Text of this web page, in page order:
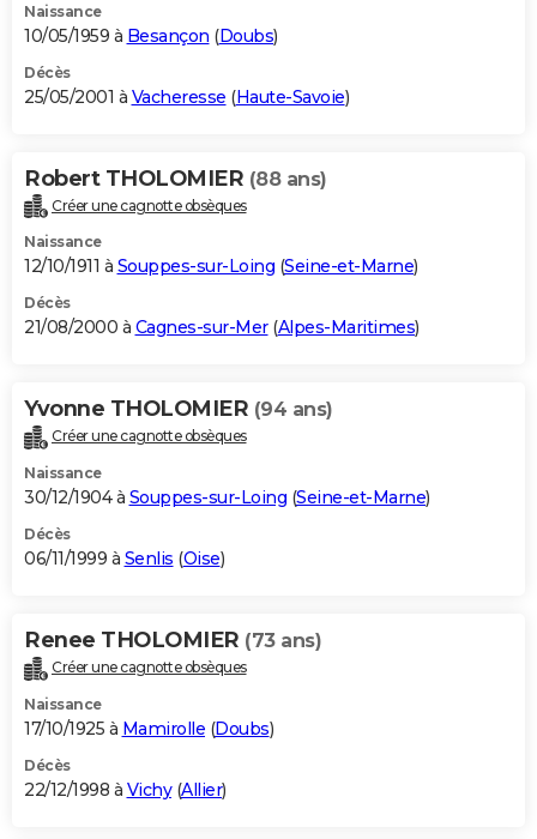
Naissance
10/05/1959 à Besançon (Doubs)
Décès
25/05/2001 à Vacheresse (Haute-Savoie)
Robert THOLOMIER (88 ans)
Créer une cagnotte obsèques
Naissance
12/10/1911 à Souppes-sur-Loing (Seine-et-Marne)
Décès
21/08/2000 à Cagnes-sur-Mer(Alpes-Maritimes)
Yvonne THOLOMIER (94 ans)
Créer une cagnotte obsèques
Naissance
30/12/1904 à Souppes-sur-Loing (Seine-et-Marne)
Décès
06/11/1999 à Senlis (Oise)
Renee THOLOMIER (73 ans)
Créer une cagnotte obsèques
Naissance
17/10/1925 à Mamirolle (Doubs)
Décès
22/12/1998 à Vichy(Allier)